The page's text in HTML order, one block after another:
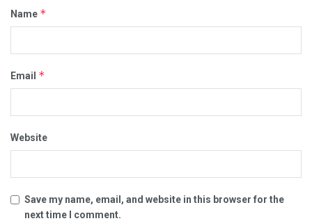
Name *
Email *
Website
Save my name, email, and website in this browser for the
next time I comment.